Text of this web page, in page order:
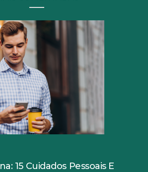
15 Cuidados Pessoais E